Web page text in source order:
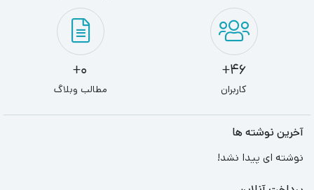
46+
کاربران
0+
مطالب وبلاگ
آخرین نوشته ها
نوشته ای پیدا نشد!